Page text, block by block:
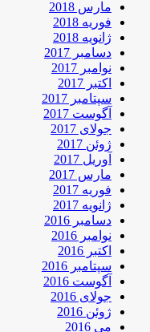
مارس 2018
فوریه 2018
ژانویه 2018
دسامبر 2017
نوامبر 2017
اکتبر 2017
سپتامبر 2017
آگوست 2017
جولای 2017
ژوئن 2017
آوریل 2017
مارس 2017
فوریه 2017
ژانویه 2017
دسامبر 2016
نوامبر 2016
اکتبر 2016
سپتامبر 2016
آگوست 2016
جولای 2016
ژوئن 2016
می 2016